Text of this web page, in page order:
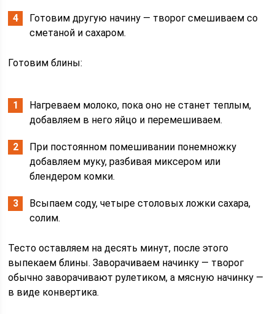
Готовим другую начину — творог смешиваем со
сметаной и сахаром.
Готовим блины:
Нагреваем молоко, пока оно не станет теплым,
добавляем в него яйцо и перемешиваем.
При постоянном помешивании понемножку
добавляем муку, разбивая миксером или
блендером комки.
Всыпаем соду, четыре столовых ложки сахара,
солим.
Тесто оставляем на десять минут, после этого
выпекаем блины. Заворачиваем начинку — творог
обычно заворачивают рулетиком, а мясную начинку —
в виде конвертика.